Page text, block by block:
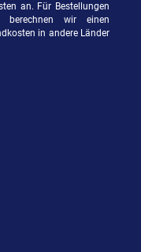
an. Für Bestellungen
wir einen
in andere Länder